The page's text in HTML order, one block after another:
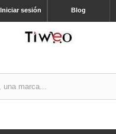
Blog
Iniciar sesión